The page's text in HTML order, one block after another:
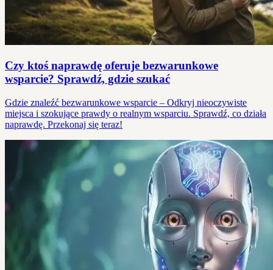
Czy ktoś naprawdę oferuje bezwarunkowe
wsparcie? Sprawdź, gdzie szukać
Gdzie znaleźć bezwarunkowe wsparcie – Odkryj nieoczywiste
miejsca i szokujące prawdy o realnym wsparciu. Sprawdź, co działa
naprawdę. Przekonaj się teraz!